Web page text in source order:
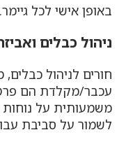
באופן אישי לכל גיימר.
ניהול כבלים
חורים לניהול כבלים,
עכבר/מקלדת הם
משמעותית על
לשמור על סביבת